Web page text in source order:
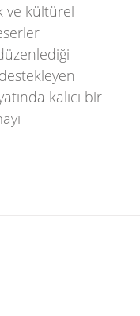
ve kültürel
kalıcı bir